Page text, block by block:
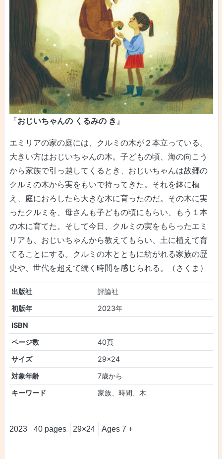
『おじいちゃんの くるみの き 』
エミリアの家の庭には、クルミの木が２本立っている。
大きい方はおじいちゃんの木。子どもの頃、海の向こう
から家族で引っ越してくるとき、おじいちゃんは故郷の
クルミの木から実をもいで持ってきた。それを鉢に植
え、庭におろしたら大きな木に育ったのだ。その木に実
ったクルミを、母さんも子どもの頃にもらい、もう１本
の木に育てた。そして今日、クルミの実をもらったエミ
リアも、おじいちゃんから教えてもらい、土に植えて育
てることにする。クルミの木とともに紡がれる家族の歴
史や、世代を超えて続く時間を感じられる。（さくま）
出版社
評論社
初版年
2023年
ISBN
ページ数
40頁
サイズ
29×24
対象年齢
7歳から
キーワード
家族、時間、木
2023 40 pages 29×24 Ages 7 +